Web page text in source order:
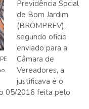
Previdência Social
de Bom Jardim
(BROMPREV),
segundo oficio
enviado para a
Câmara de
Vereadores, a
justificava é o
05/2016 feita pelo